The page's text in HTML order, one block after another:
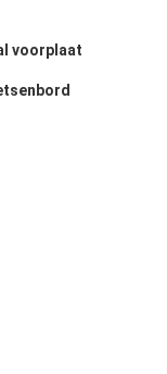
voorplaat